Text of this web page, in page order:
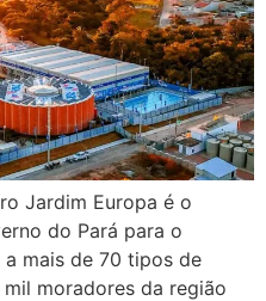
Jardim Europa é o
do Pará para o
mais de 70 tipos de
moradores da região